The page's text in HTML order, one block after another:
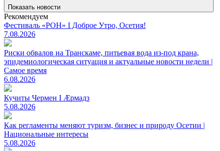
Показать новости
Рекомендуем
Фестиваль «РОН» I Доброе Утро, Осетия!
7.08.2026
Риски обвалов на Транскаме, питьевая вода из-под крана,
эпидемиологическая ситуация и актуальные новости недели |
Самое время
6.08.2026
Кучиты Чермен I Æрмадз
5.08.2026
Как регламенты меняют туризм, бизнес и природу Осетии |
Национальные интересы
5.08.2026